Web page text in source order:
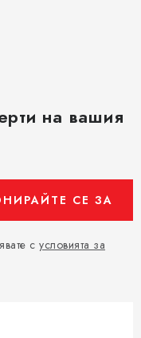
на вашия
с условията за
СЕ ЗА